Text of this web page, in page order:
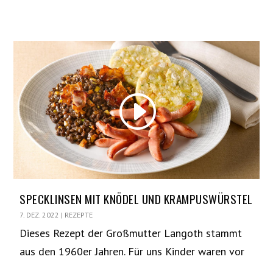
SPECKLINSEN MIT KNÖDEL UND KRAMPUSWÜRSTEL
7. DEZ. 2022 | REZEPTE
Dieses Rezept der Großmutter Langoth stammt
aus den 1960er Jahren. Für uns Kinder waren vor